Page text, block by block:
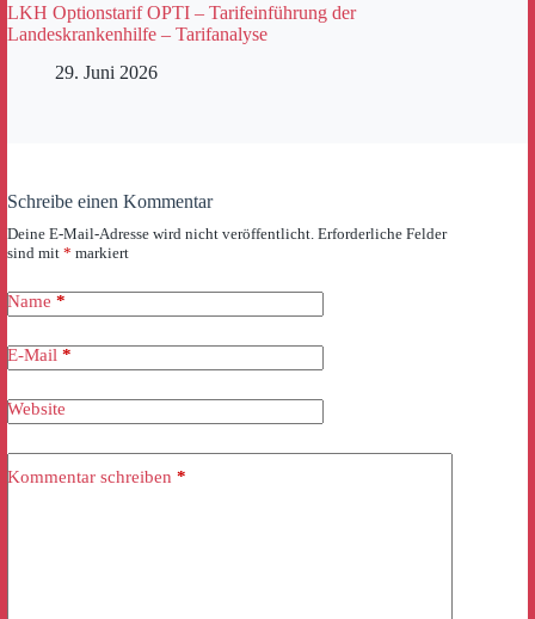
LKH Optionstarif OPTI – Tarifeinführung der
Landeskrankenhilfe – Tarifanalyse
29. Juni 2026
Schreibe einen Kommentar
Deine E-Mail-Adresse wird nicht veröffentlicht. Erforderliche Felder
sind mit * markiert
Name *
E-Mail *
Website
Kommentar schreiben *